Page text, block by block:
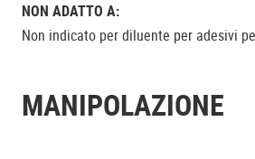
NON ADATTO A:
Non indicato per diluente per adesivi
MANIPOLAZIONE